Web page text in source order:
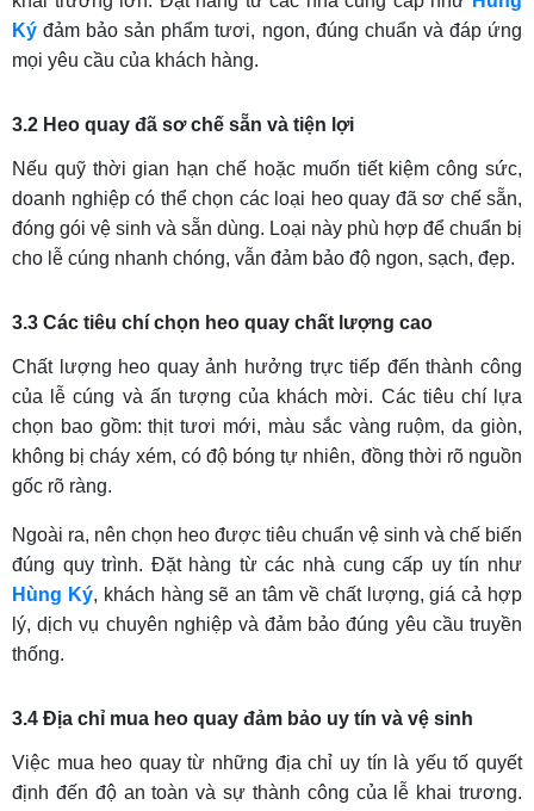
Ký đảm bảo sản phẩm tươi, ngon, đúng chuẩn và đáp ứng
mọi yêu cầu của khách hàng.
3.2 Heo quay đã sơ chế sẵn và tiện lợi
Nếu quỹ thời gian hạn chế hoặc muốn tiết kiệm công sức,
doanh nghiệp có thể chọn các loại heo quay đã sơ chế sẵn,
đóng gói vệ sinh và sẵn dùng. Loại này phù hợp để chuẩn bị
cho lễ cúng nhanh chóng, vẫn đảm bảo độ ngon, sạch, đẹp.
3.3 Các tiêu chí chọn heo quay chất lượng cao
Chất lượng heo quay ảnh hưởng trực tiếp đến thành công
của lễ cúng và ấn tượng của khách mời. Các tiêu chí lựa
chọn bao gồm: thịt tươi mới, màu sắc vàng ruộm, da giòn,
không bị cháy xém, có độ bóng tự nhiên, đồng thời rõ nguồn
gốc rõ ràng.
Ngoài ra, nên chọn heo được tiêu chuẩn vệ sinh và chế biến
đúng quy trình. Đặt hàng từ các nhà cung cấp uy tín như
Hùng Ký, khách hàng sẽ an tâm về chất lượng, giá cả hợp
lý, dịch vụ chuyên nghiệp và đảm bảo đúng yêu cầu truyền
thống.
3.4 Địa chỉ mua heo quay đảm bảo uy tín và vệ sinh
Việc mua heo quay từ những địa chỉ uy tín là yếu tố quyết
định đến độ an toàn và sự thành công của lễ khai trương.